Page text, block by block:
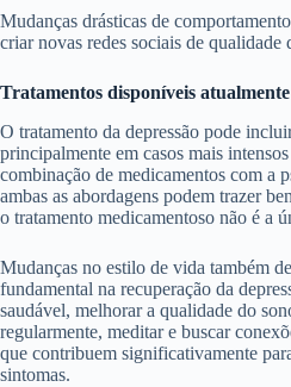
Mudanças drásticas de
criar novas redes sociais de qualidade
Tratamentos disponíveis
O tratamento da depressão pode
principalmente em casos mais
combinação de medicamentos com a
ambas as abordagens podem trazer
o tratamento medicamentoso não é a
Mudanças no estilo de vida também
fundamental na recuperação da
saudável, melhorar a qualidade do
regularmente, meditar e buscar
que contribuem significativamente
sintomas.